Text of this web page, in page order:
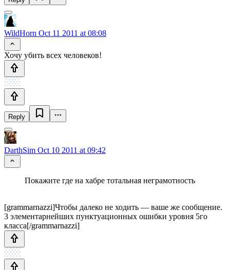
WildHorn Oct 11 2011 at 08:08
Хочу убить всех человеков!
Reply
DarthSim Oct 10 2011 at 09:42
Покажите где на хабре тотальная неграмотность
[grammarnazzi]Чтобы далеко не ходить — ваше же сообщение.
3 элементарнейших пунктуационных ошибки уровня 5го
класса[/grammarnazzi]